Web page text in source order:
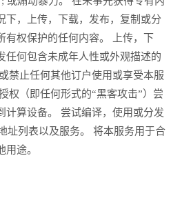
下，上传，下载，发布，复制或分
有权保护的任何内容。 上传，下
任何包含未成年人性或外观描述的
禁止任何其他订户使用或享受本服
权（即任何形式的“黑客攻击”）尝
计算设备。 尝试编译，使用或分发
址列表以及服务。 将本服务用于合
途。